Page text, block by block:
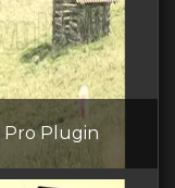
Pro Plugin